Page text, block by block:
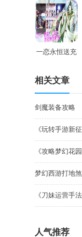
一恋永恒送充
相关文章
剑魔装备攻略
《玩转手游新
《攻略梦幻花
梦幻西游打地
《刀妹运营手
人气推荐